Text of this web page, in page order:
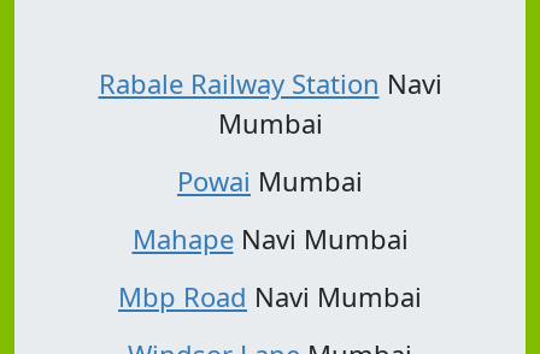
Rabale Railway Station Navi
Mumbai
Powai Mumbai
MahapeNavi Mumbai
Mbp Road Navi Mumbai